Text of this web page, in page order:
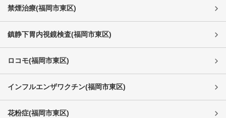
禁煙治療(福岡市東区)
鎮静下胃内視鏡検査(福岡市東区)
ロコモ(福岡市東区)
インフルエンザワクチン(福岡市東区)
花粉症(福岡市東区)